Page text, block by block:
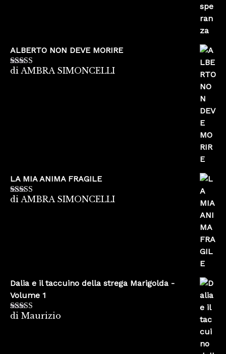
ALBERTO NON DEVE MORIRE
Valutato5su
di AMBRA SIMONCELLI
LA MIA ANIMA FRAGILE
Valutato5su
di AMBRA SIMONCELLI
Dalia e il taccuino della strega Marigolda -
Volume 1
Valutato4
di Maurizio